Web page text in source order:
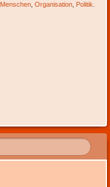
Menschen ,Organisation Politik